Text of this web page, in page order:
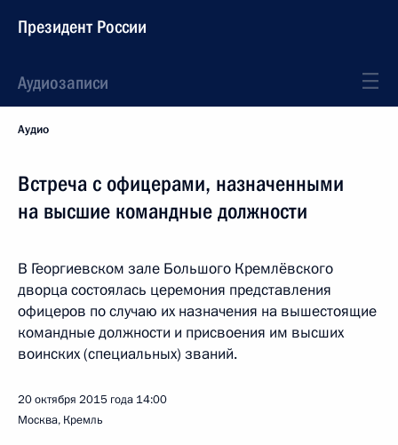
Президент России
Аудиозаписи
Аудио
Встреча с офицерами, назначенными
на высшие командные должности
В Георгиевском зале Большого Кремлёвского
дворца состоялась церемония представления
офицеров по случаю их назначения на вышестоящие
командные должности и присвоения им высших
воинских (специальных) званий.
20 октября 2015 года 14:00
Москва, Кремль